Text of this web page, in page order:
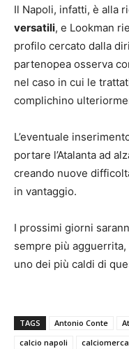
Il Napoli, infatti, è alla
versatili, e Lookman
profilo cercato dalla
partenopea osserva
nel caso in cui le
complichino
L’eventuale
portare l’Atalanta ad
creando nuove
in vantaggio.
I prossimi giorni
sempre più
uno dei più caldi di
TAGS Antonio Conte
calcio napoli